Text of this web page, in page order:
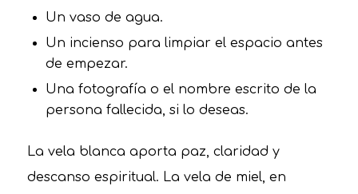
Un vaso de agua.
Un incienso para limpiar el espacio antes
de empezar.
Una fotografía o el nombre escrito de la
persona fallecida, si lo deseas.
La vela blanca aporta paz, claridad y
descanso espiritual. La vela de miel, en